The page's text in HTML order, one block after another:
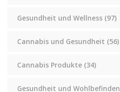
Gesundheit und Wellness (97)
Cannabis und Gesundheit (56)
Cannabis Produkte (34)
Gesundheit und Wohlbefinden